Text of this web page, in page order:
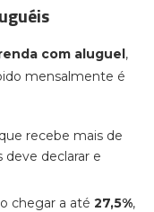
com aluguel,
mensalmente é
recebe mais de
deve declarar e
chegar a até 27,5%,